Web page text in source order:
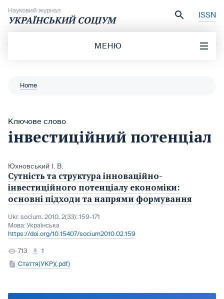
Науковий журнал
УКРАЇНСЬКИЙ СОЦІУМ ISSN
МЕНЮ
Home
Ключове слово
інвестиційний потенціал
Юхновський І. В.
Сутність та структура інноваційно-
інвестиційного потенціалу економіки:
основні підходи та напрями формування
Ukr. socìum, 2010, 2(33): 159-171
Мова:Українська
https://doi.org/10.15407/socium2010.02.159
713
1
Стаття(УКР)(.pdf)